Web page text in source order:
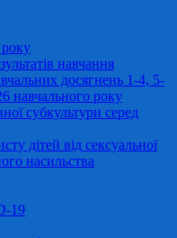
навчання
досягнень 1-4, 5-
навчального року
субкультури серед
дітей від сексуальної
насильства
19